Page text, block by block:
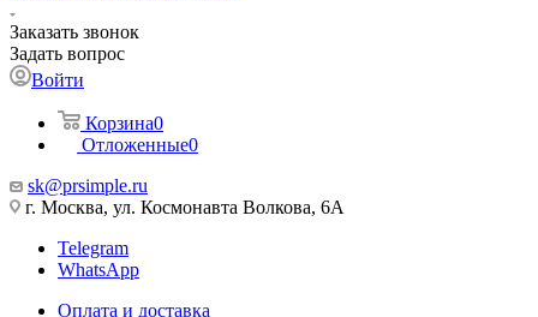
Заказать звонок
Задать вопрос
Войти
Корзина0
Отложенные0
sk@prsimple.ru
г. Москва, ул. Космонавта Волкова, 6А
Telegram
WhatsApp
Оплата и доставка